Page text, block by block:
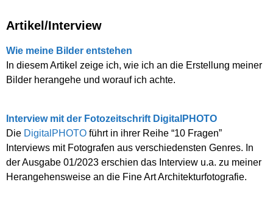
Artikel/Interview
Wie meine Bilder entstehen
In diesem Artikel zeige ich, wie ich an die Erstellung meiner
Bilder herangehe und worauf ich achte.
Interview mit der Fotozeitschrift DigitalPHOTO
Die DigitalPHOTO führt in ihrer Reihe “10 Fragen”
Interviews mit Fotografen aus verschiedensten Genres. In
der Ausgabe 01/2023 erschien das Interview u.a. zu meiner
Herangehensweise an die Fine Art Architekturfotografie.